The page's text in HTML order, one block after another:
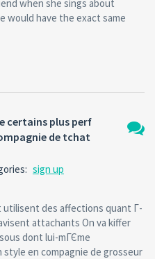
when she sings about
would have the exact same
certains plus perf
de tchat
sign up
utilisent des affections quant Г­
attachants On va kiffer
dont lui-mГЄme
en compagnie de grosseur